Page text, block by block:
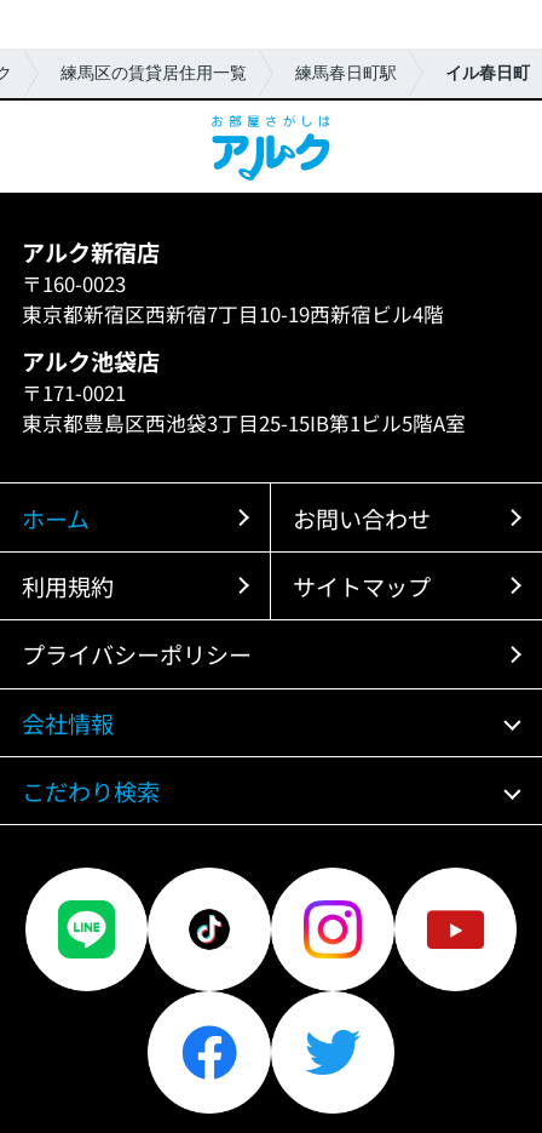
練馬区の賃貸居住用一覧 練馬春日町駅 イル春日町
アルク新宿店
〒160-0023
東京都新宿区西新宿7丁目10-19西新宿ビル4階
アルク池袋店
〒171-0021
東京都豊島区西池袋3丁目25-15IB第1ビル5階A室
ホーム お問い合わせ
利用規約 サイトマップ
プライバシーポリシー
会社情報
こだわり検索